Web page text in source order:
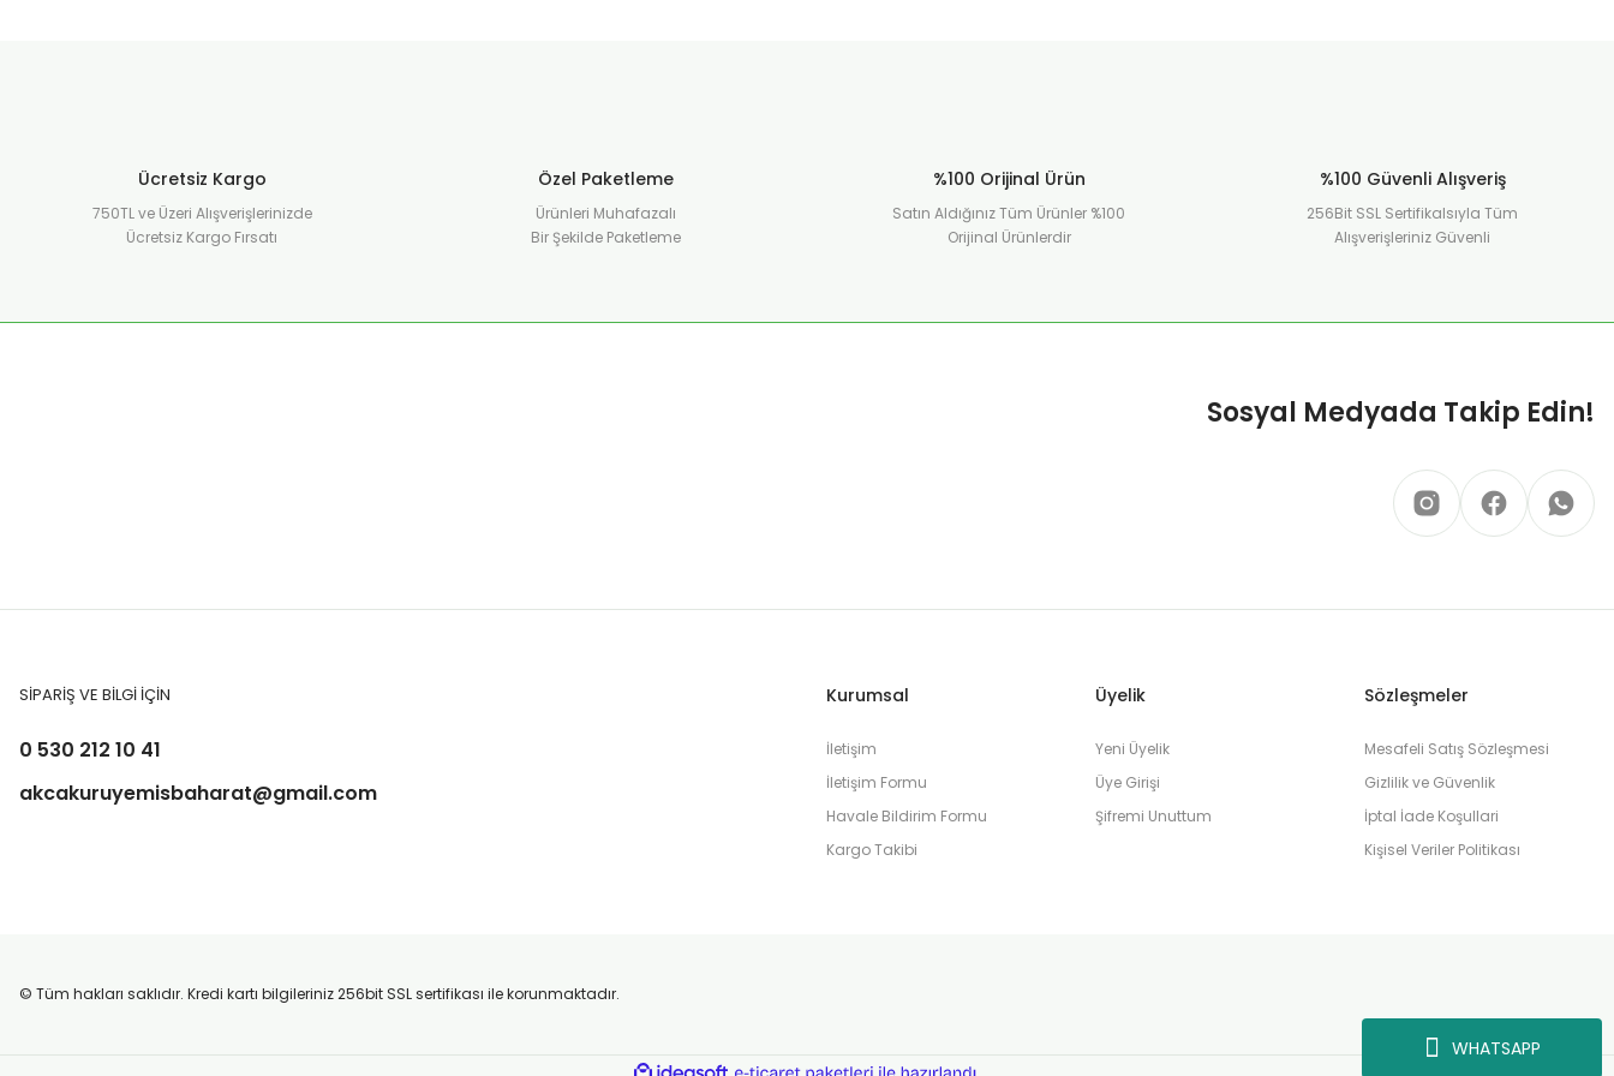
WHATSAPP
Ücretsiz Kargo
750TL ve Üzeri Alışverişlerinizde
Ücretsiz Kargo Fırsatı
Özel Paketleme
Ürünleri Muhafazalı
Bir Şekilde Paketleme
%100 Orijinal Ürün
Satın Aldığınız Tüm Ürünler %100
Orijinal Ürünlerdir
%100 Güvenli Alışveriş
256Bit SSL Sertifikalsıyla Tüm
Alışverişleriniz Güvenli
Sosyal Medyada Takip Edin!
SİPARİŞ VE BİLGİ İÇİN
0 530 212 10 41
akcakuruyemisbaharat@gmail.com
Kurumsal
İletişim
İletişim Formu
Havale Bildirim Formu
Kargo Takibi
Üyelik
Yeni Üyelik
Üye Girişi
Şifremi Unuttum
Sözleşmeler
Mesafeli Satış Sözleşmesi
Gizlilik ve Güvenlik
İptal İade Koşullari
Kişisel Veriler Politikası
© Tüm hakları saklıdır. Kredi kartı bilgileriniz 256bit SSL sertifikası ile korunmaktadır.